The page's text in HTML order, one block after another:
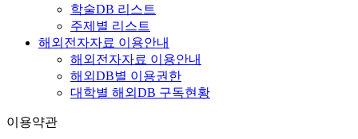
학술DB 리스트
주제별 리스트
해외전자자료 이용안내
해외전자자료 이용안내
해외DB별 이용권한
대학별 해외DB 구독현황
이용약관